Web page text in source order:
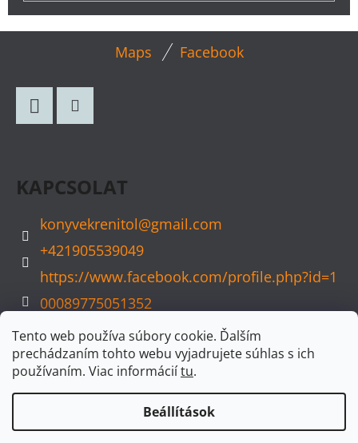
Tento web používa súbory cookie. Ďalším
prechádzaním tohto webu vyjadrujete súhlas s ich
používaním. Viac informáciítu.
Beállítások
Maps Facebook
KAPCSOLAT
konyvekrenitol@gmail.com
+421905539049
https://www.facebook.com/profile.php?id=1
00089775051352
konyvvarazs
Shoptet készítette